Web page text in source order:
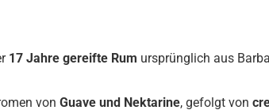
17 Jahre gereifte Rum ursprünglich aus
von Guave und Nektarine, gefolgt von